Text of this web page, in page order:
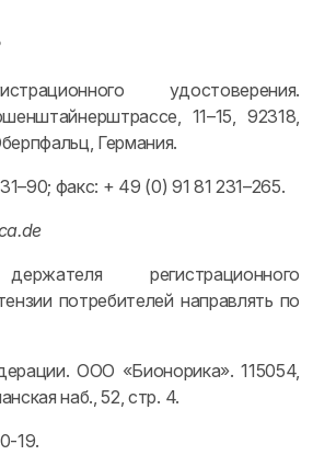
удостоверения.
11–15, 92318,
Германия.
факс: + 49 (0) 91 81 231–265.
регистрационного
потребителей направлять по
ООО «Бионорика». 115054,
наб., 52, стр. 4.
19.